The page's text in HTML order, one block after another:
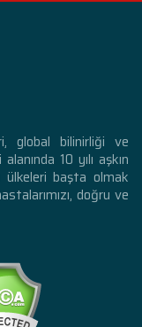
global bilinirliği ve
10 yılı aşkın
başta olmak
doğru ve